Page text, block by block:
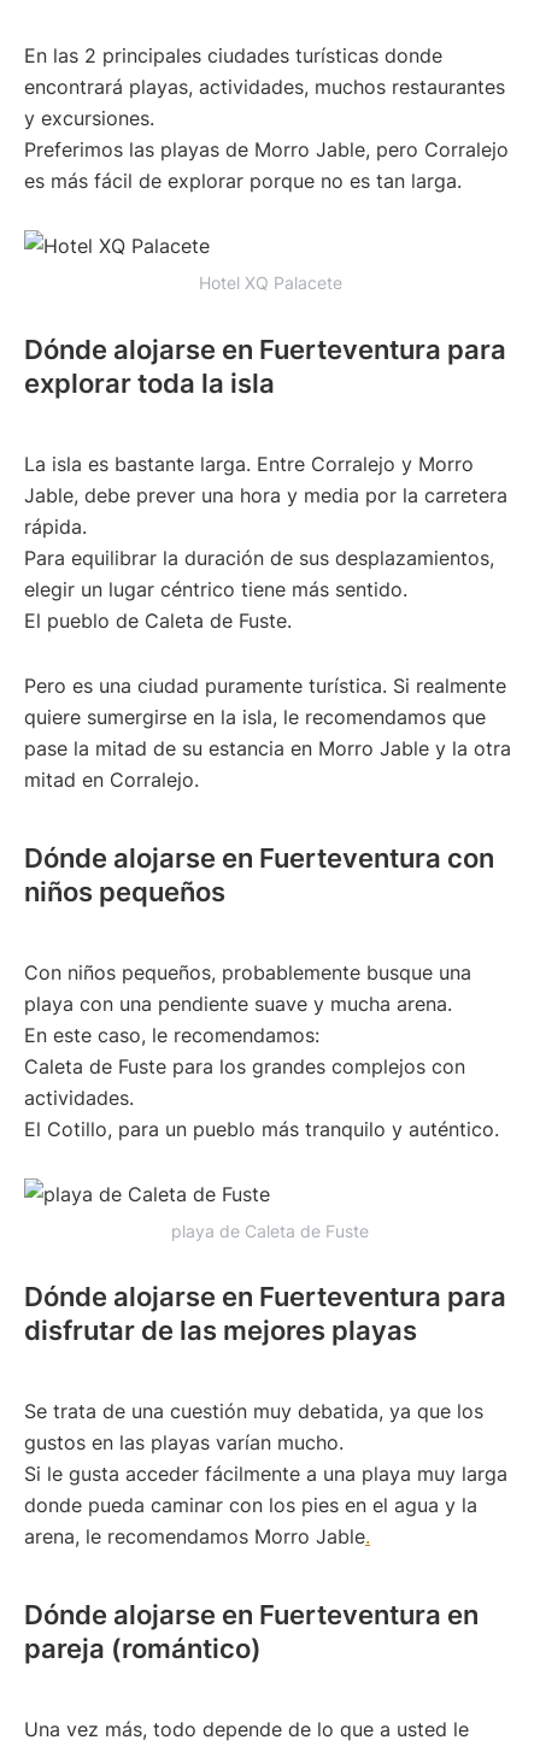
En las 2 principales ciudades turísticas donde
encontrará playas, actividades, muchos restaurantes
y excursiones.
Preferimos las playas de Morro Jable, pero Corralejo
es más fácil de explorar porque no es tan larga.
Hotel XQ Palacete
Dónde alojarse en Fuerteventura para
explorar toda la isla
La isla es bastante larga. Entre Corralejo y Morro
Jable, debe prever una hora y media por la carretera
rápida.
Para equilibrar la duración de sus desplazamientos,
elegir un lugar céntrico tiene más sentido.
El pueblo de Caleta de Fuste.
Pero es una ciudad puramente turística. Si realmente
quiere sumergirse en la isla, le recomendamos que
pase la mitad de su estancia en Morro Jable y la otra
mitad en Corralejo.
Dónde alojarse en Fuerteventura con
niños pequeños
Con niños pequeños, probablemente busque una
playa con una pendiente suave y mucha arena.
En este caso, le recomendamos:
Caleta de Fuste para los grandes complejos con
actividades.
El Cotillo, para un pueblo más tranquilo y auténtico.
playa de Caleta de Fuste
Dónde alojarse en Fuerteventura para
disfrutar de las mejores playas
Se trata de una cuestión muy debatida, ya que los
gustos en las playas varían mucho.
Si le gusta acceder fácilmente a una playa muy larga
donde pueda caminar con los pies en el agua y la
arena, le recomendamos Morro Jable.
Dónde alojarse en Fuerteventura en
pareja (romántico)
Una vez más, todo depende de lo que a usted le